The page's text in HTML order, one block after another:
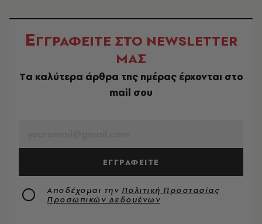
ΕΓΓΡΑΦΕΙΤΕ ΣΤΟ NEWSLETTER
ΜΑΣ
Tα καλύτερα άρθρα της ημέρας έρχονται στο
mail σου
ΕΓΓΡΑΦΕΙΤΕ
Αποδέχομαι την Πολιτική Προστασίας
Προσωπικών Δεδομένων